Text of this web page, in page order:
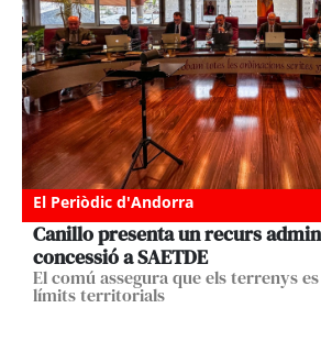
El Periòdic d'Andorra
Canillo presenta un recurs
concessió a SAETDE
El comú assegura que els terrenys
límits territorials